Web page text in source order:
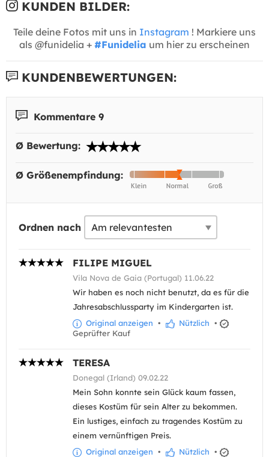
KUNDEN BILDER:
Teile deine Fotos mit uns in Instagram ! Markiere uns
als @funidelia + #Funidelia um hier zu erscheinen
KUNDENBEWERTUNGEN:
Kommentare 9
Ø Bewertung:
Ø Größenempfindung:
Ordnen nach
FILIPE MIGUEL
Vila Nova de Gaia (Portugal) 11.06.22
Wir haben es noch nicht benutzt, da es für die
Jahresabschlussparty im Kindergarten ist.
Original anzeigen • Nützlich •
Geprüfter Kauf
TERESA
Donegal (Irland) 09.02.22
Mein Sohn konnte sein Glück kaum fassen,
dieses Kostüm für sein Alter zu bekommen.
Ein lustiges, einfach zu tragendes Kostüm zu
einem vernünftigen Preis.
Original anzeigen • Nützlich •